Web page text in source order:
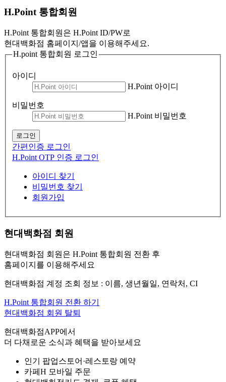
H.Point 통합회원
H.Point 통합회원은 H.Point ID/PW로
현대백화점 홈페이지/앱을 이용해주세요.
H.point 통합회원 로그인
아이디
H.Point 아이디
비밀번호
H.Point 비밀번호
로그인
간편인증 로그인
H.Point OTP 인증 로그인
아이디 찾기
비밀번호 찾기
회원가입
현대백화점 회원
현대백화점 회원은 H.Point 통합회원 전환 후
홈페이지를 이용해주세요
현대백화점 계정 조회 정보 : 이름, 생년월일, 연락처, CI
H.Point 통합회원 전환 하기
현대백화점 회원 탈퇴
현대백화점APP에서
더 다채로운 소식과 혜택을 받아보세요
인기 팝업스토어·레스토랑 예약
카페H 모바일 주문